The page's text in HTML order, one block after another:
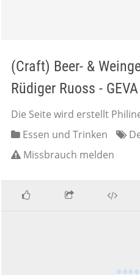
(Craft) Beer- &
Rüdiger Ruoss - GEVA
Die Seite wird erstellt
Essen und Trinken
Missbrauch melden